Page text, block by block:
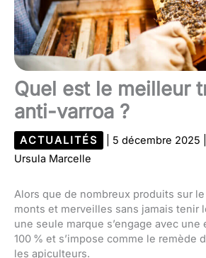
Quel est le meilleur
anti-varroa ?
ACTUALITÉS 5 décembre 2025
Ursula Marcelle
Alors que de nombreux produits sur
monts et merveilles sans jamais tenir
une seule marque s’engage avec une
100 % et s’impose comme le remède
les apiculteurs.